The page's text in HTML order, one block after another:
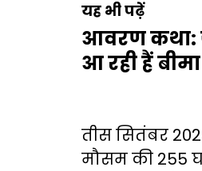
यह भी पढ़ें
आवरण कथा:
आ रही हैं
तीस सितंबर
मौसम की 255